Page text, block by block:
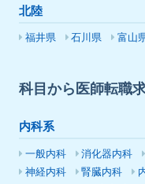
北陸
福井県 石川県 富山
科目から医師転職
内科系
一般内科 消化器内科
神経内科
腎臓内科